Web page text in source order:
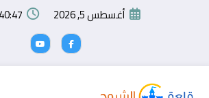
أغسطس 5, 2026 AM